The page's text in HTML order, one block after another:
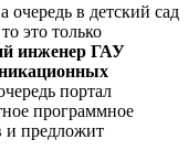
очередь в детский сад
это только
инженер ГАУ
портал
программное
и предложит